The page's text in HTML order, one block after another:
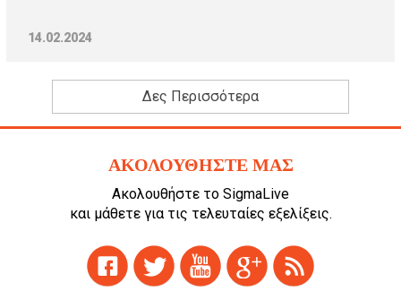
14.02.2024
Δες Περισσότερα
ΑΚΟΛΟΥΘΗΣΤΕ ΜΑΣ
Ακολουθήστε το SigmaLive
και μάθετε για τις τελευταίες εξελίξεις.